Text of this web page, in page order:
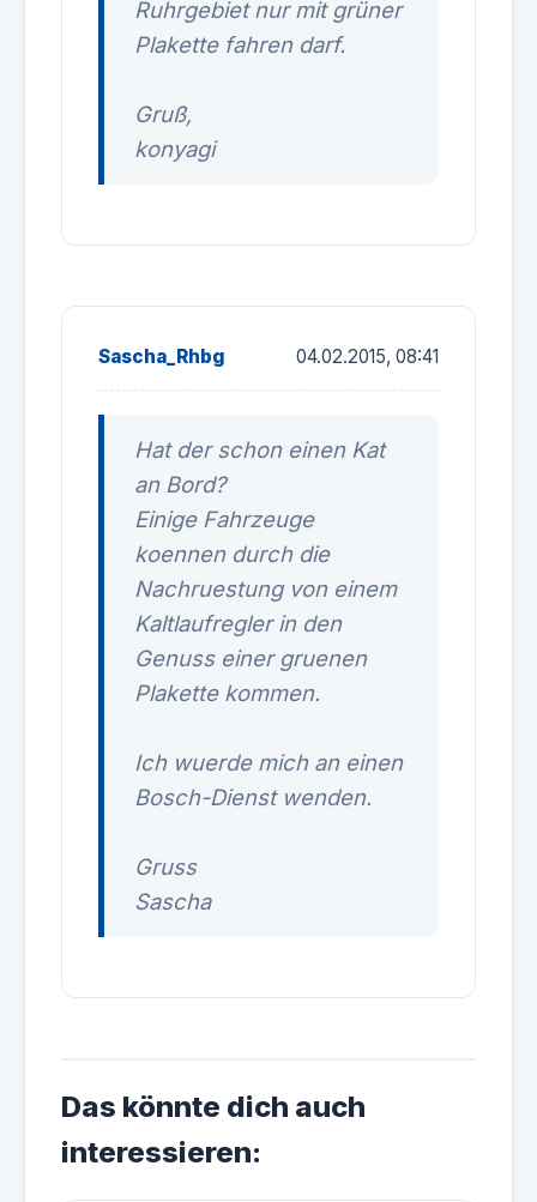
Ruhrgebiet nur mit grüner
Plakette fahren darf.
Gruß,
konyagi
Sascha_Rhbg 04.02.2015, 08:41
Hat der schon einen Kat
an Bord?
Einige Fahrzeuge
koennen durch die
Nachruestung von einem
Kaltlaufregler in den
Genuss einer gruenen
Plakette kommen.
Ich wuerde mich an einen
Bosch-Dienst wenden.
Gruss
Sascha
Das könnte dich auch
interessieren: